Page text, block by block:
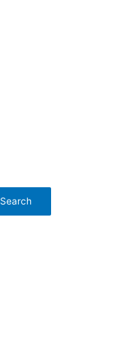
Search